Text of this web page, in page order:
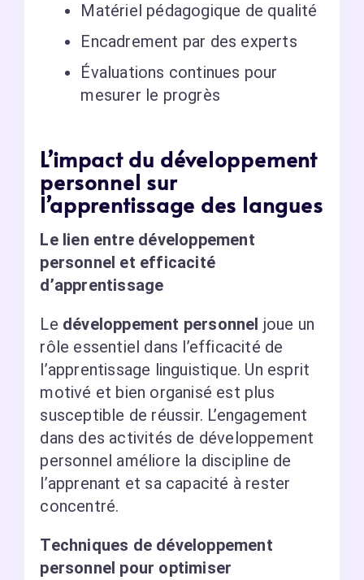
Matériel pédagogique de qualité
Encadrement par des experts
Évaluations continues pour
mesurer le progrès
L’impact du développement
personnel sur
l’apprentissage des langues
Le lien entre développement
personnel et efficacité
d’apprentissage
Le développement personnel joue un
rôle essentiel dans l’efficacité de
l’apprentissage linguistique. Un esprit
motivé et bien organisé est plus
susceptible de réussir. L’engagement
dans des activités de développement
personnel améliore la discipline de
l’apprenant et sa capacité à rester
concentré.
Techniques de développement
personnel pour optimiser